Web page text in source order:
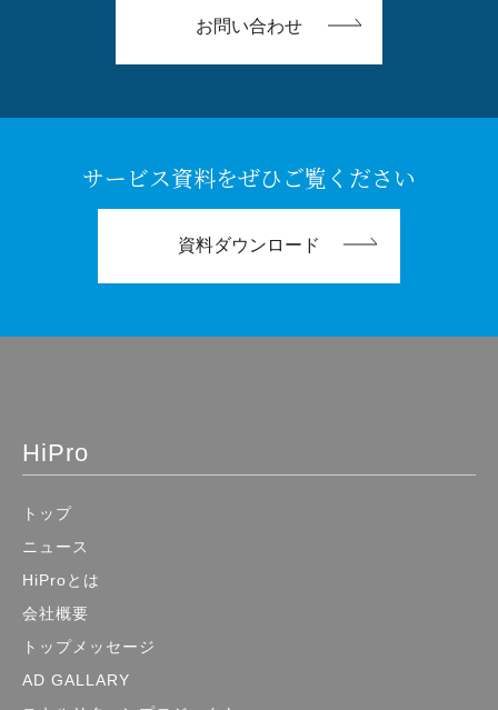
お問い合わせ
サービス資料をぜひご覧ください
資料ダウンロード
HiPro
トップ
ニュース
HiProとは
会社概要
トップメッセージ
AD GALLARY